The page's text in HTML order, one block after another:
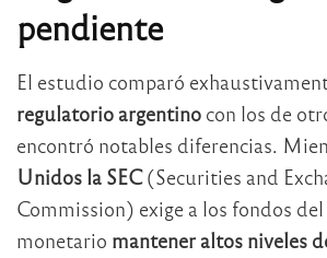
pendiente
El estudio comparó
regulatorio argentino con los de
encontró notables diferencias.
Unidos la SEC(Securities and
Commission) exige a los fondos
monetario mantener altos niveles